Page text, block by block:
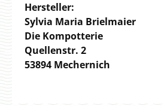
Hersteller:
Sylvia Maria Brielmaier
Die Kompotterie
Quellenstr. 2
53894 Mechernich